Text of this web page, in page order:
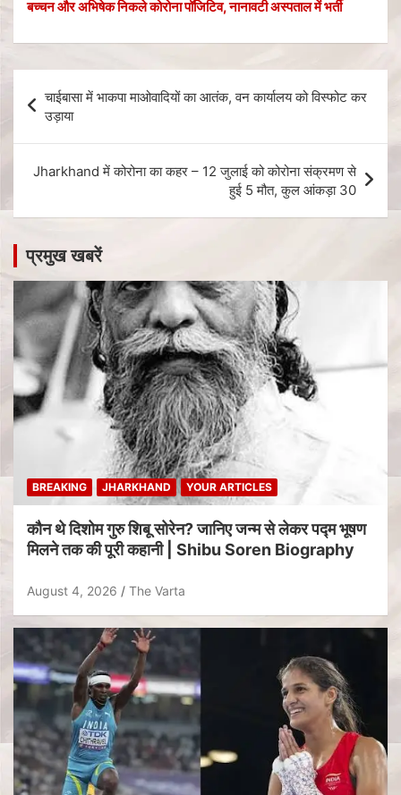
बच्चन और अभिषेक निकले कोरोना पॉजिटिव, नानावटी अस्पताल में भर्ती
चाईबासा में भाकपा माओवादियों का आतंक, वन कार्यालय को विस्फोट कर
उड़ाया
Jharkhand में कोरोना का कहर – 12 जुलाई को कोरोना संक्रमण से
हुई 5 मौत, कुल आंकड़ा 30
प्रमुख खबरें
BREAKING JHARKHAND YOUR ARTICLES
कौन थे दिशोम गुरु शिबू सोरेन? जानिए जन्म से लेकर पद्म भूषण
मिलने तक की पूरी कहानी | Shibu Soren Biography
August 4, 2026 The Varta